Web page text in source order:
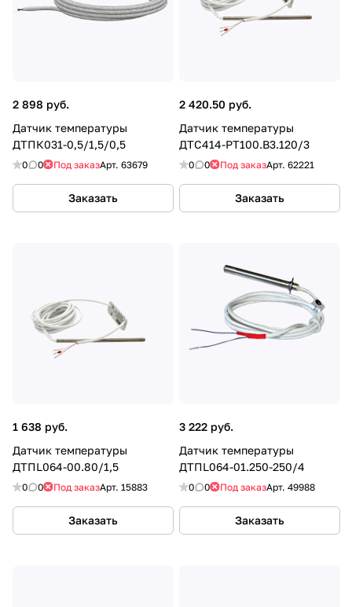
2 898 руб.
Датчик температуры
ДТПК031-0,5/1,5/0,5
0 0 Под заказАрт. 63679
Заказать
2 420.50 руб.
Датчик температуры
ДТС414-PT100.В3.120/3
0 0 Под заказАрт. 62221
Заказать
1 638 руб.
Датчик температуры
ДТПL064-00.80/1,5
0 0 Под заказАрт. 15883
Заказать
3 222 руб.
Датчик температуры
ДТПL064-01.250-250/4
0 0 Под заказАрт. 49988
Заказать